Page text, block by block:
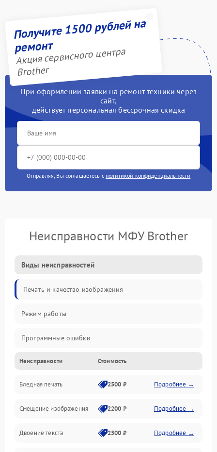
Получите 1500 рублей на
ремонт
Акция сервисного центра
Brother
При оформлении заявки на ремонт техники через
сайт,
действует персональная бессрочная скидка
Отправляя, Вы соглашаетесь с политикой конфиденциальности
Неисправности МФУ Brother
Виды неисправностей
Печать и качество изображения
Режим работы
Программные ошибки
Картриджи и расходники
Сканер и копирование
Механика и узлы
Программные сбои
Неисправности Стоимость
Бледная печать 2500 ₽ Подробнее →
Смещение изображения 2200 ₽ Подробнее →
Двоение текста 2500 ₽ Подробнее →